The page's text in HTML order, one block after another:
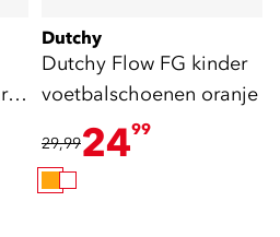
Dutchy
Dutchy Flow FG kinder
voetbalschoenen oranje
29,992499